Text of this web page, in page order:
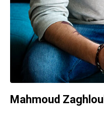
Mahmoud Zaghloul